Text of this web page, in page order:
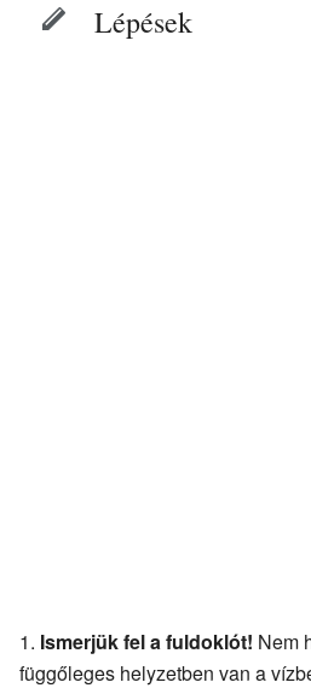
Lépések
Ismerjük fel a fuldoklót! Nem
függőleges helyzetben van a